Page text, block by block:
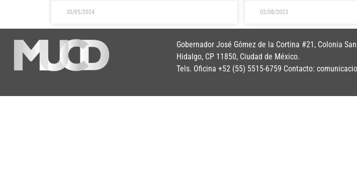
30/05/2024 02/08/2023
Gobernador José Gómez de la Cortina #21, Colonia
Hidalgo, CP 11850, Ciudad de México.
Tels. Oficina +52 (55) 5515-6759 Contacto: